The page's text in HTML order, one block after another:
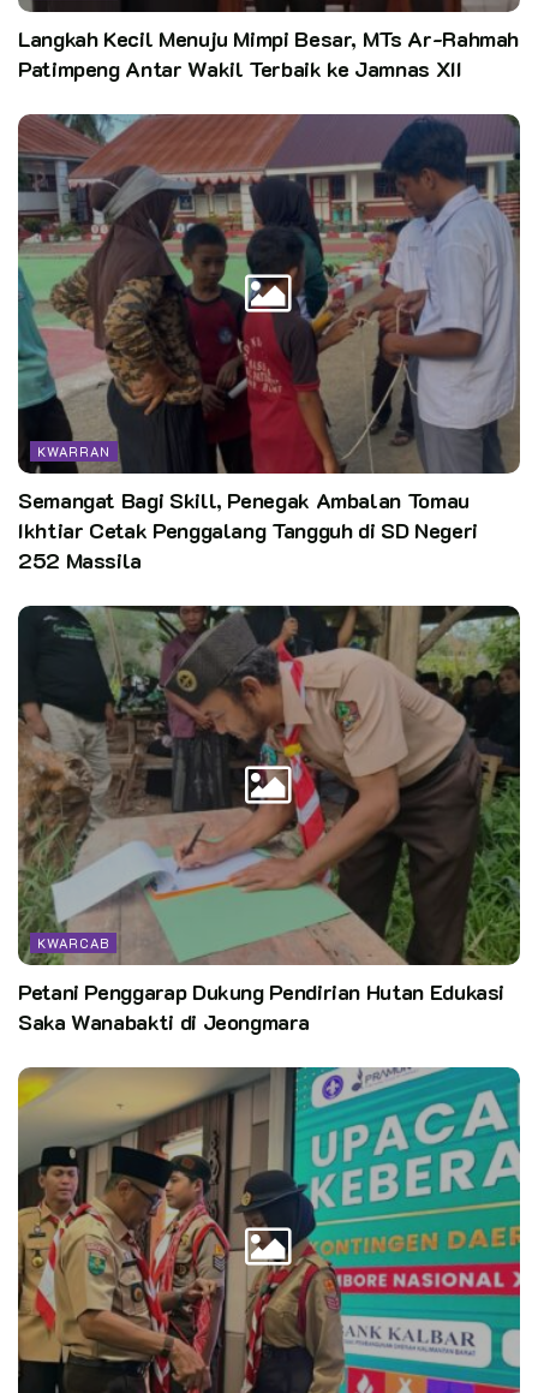
Langkah Kecil Menuju Mimpi Besar, MTs Ar-Rahmah
Patimpeng Antar Wakil Terbaik ke Jamnas XII
KWARRAN
Semangat Bagi Skill, Penegak Ambalan Tomau
Ikhtiar Cetak Penggalang Tangguh di SD Negeri
252 Massila
KWARCAB
Petani Penggarap Dukung Pendirian Hutan Edukasi
Saka Wanabakti di Jeongmara